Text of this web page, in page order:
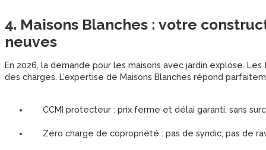
4. Maisons Blanches : votre
neuves
En 2026, la demande pour les maisons avec jardin explose.
des charges. L’expertise de Maisons Blanches répond
CCMI protecteur : prix ferme et délai garanti, sans
Zéro charge de copropriété : pas de syndic, pas de